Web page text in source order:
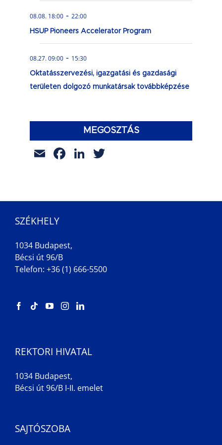
08.08. 18:00 - 22:00
HSUP Pioneers Accelerator Program
08.27. 09:00 - 15:30
Oktatásszervezési, igazgatási és gazdasági
területen dolgozó munkatársak továbbképzése
MEGOSZTÁS
EmailFacebook
LinkedIn
SZÉKHELY
1034 Budapest,
Bécsi út 96/B
Telefon: +36 (1) 666-5500
REKTORI HIVATAL
1034 Budapest,
Bécsi út 96/B I-II. emelet
SAJTÓSZOBA